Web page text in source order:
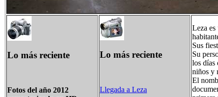
Lo más reciente
Fotos del año 2012
Lo más reciente
Llegada a Leza
Leza
Sus
Su
los días
niños y
El